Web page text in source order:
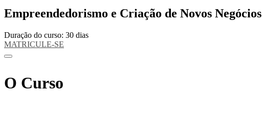
Empreendedorismo e Criação de Novos Negócios
Duração do curso: 30 dias
MATRICULE-SE
O Curso